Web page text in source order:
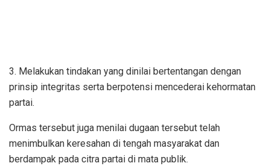
3. Melakukan tindakan yang dinilai bertentangan dengan
prinsip integritas serta berpotensi mencederai kehormatan
partai.
Ormas tersebut juga menilai dugaan tersebut telah
menimbulkan keresahan di tengah masyarakat dan
berdampak pada citra partai di mata publik.